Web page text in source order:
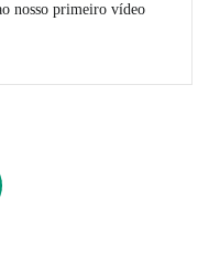
nosso primeiro vídeo